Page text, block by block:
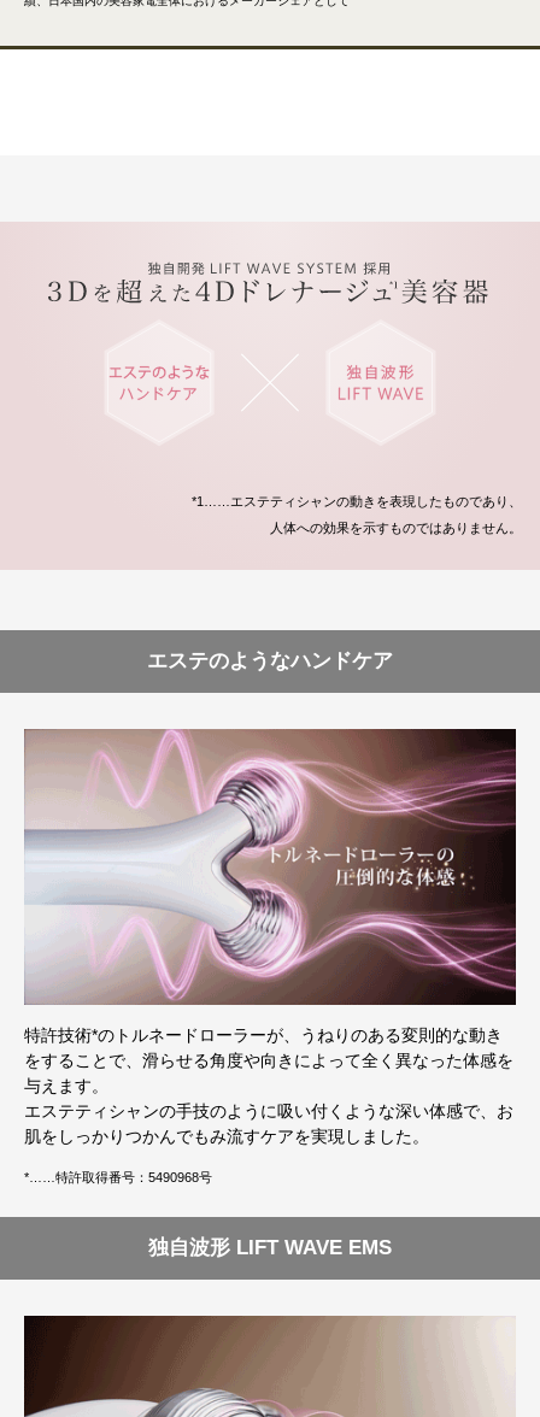
*1……エステティシャンの動きを表現したものであり、
人体への効果を示すものではありません。
エステのようなハンドケア
特許技術*のトルネードローラーが、うねりのある変則的な動き
をすることで、滑らせる角度や向きによって全く異なった体感を
与えます。
エステティシャンの手技のように吸い付くような深い体感で、お
肌をしっかりつかんでもみ流すケアを実現しました。
*……特許取得番号：5490968号
独自波形 LIFT WAVE EMS